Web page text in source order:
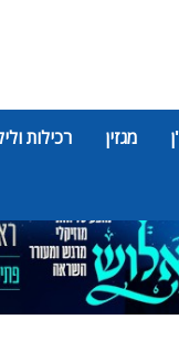
מגזין רכילות